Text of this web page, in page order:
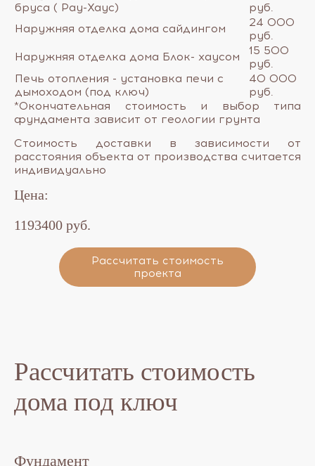
бруса ( Рау-Хаус)
руб.
Наружняя отделка дома сайдингом
24 000
руб.
Наружняя отделка дома Блок- хаусом
15 500
руб.
Печь отопления - установка печи с
дымоходом (под ключ)
40 000
руб.
*Окончательная стоимость и выбор типа
фундамента зависит от геологии грунта
Стоимость доставки в зависимости от
расстояния объекта от производства считается
индивидуально​
Цена:
1193400 руб.
Рассчитать стоимость
проекта
Рассчитать стоимость
дома под ключ
Фундамент